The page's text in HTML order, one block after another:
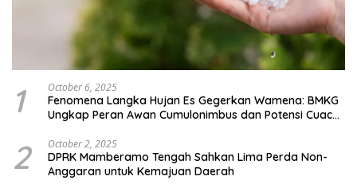
1 October 6, 2025
Fenomena Langka Hujan Es Gegerkan Wamena: BMKG
Ungkap Peran Awan Cumulonimbus dan Potensi Cuaca
2 October 2, 2025
DPRK Mamberamo Tengah Sahkan Lima Perda Non-
Anggaran untuk Kemajuan Daerah